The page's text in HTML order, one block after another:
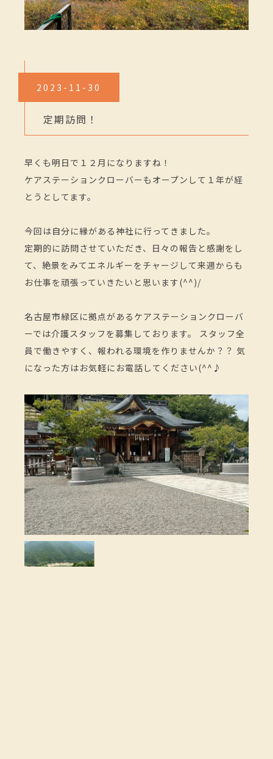
2023-11-30
定期訪問！
早くも明日で１２月になりますね！
ケアステーションクローバーもオープンして１年が経
とうとしてます。
今回は自分に縁がある神社に行ってきました。
定期的に訪問させていただき、日々の報告と感謝をし
て、絶景をみてエネルギーをチャージして来週からも
お仕事を頑張っていきたいと思います(^^)/
名古屋市緑区に拠点があるケアステーションクローバ
ーでは介護スタッフを募集しております。 スタッフ全
員で働きやすく、報われる環境を作りませんか？？ 気
になった方はお気軽にお電話してください(^^♪